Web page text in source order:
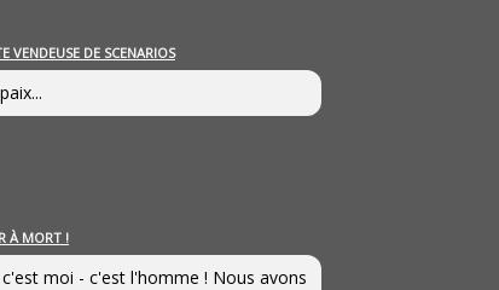
VENDEUSE DE SCENARIOS
À MORT !
c'est moi - c'est l'homme ! Nous avons